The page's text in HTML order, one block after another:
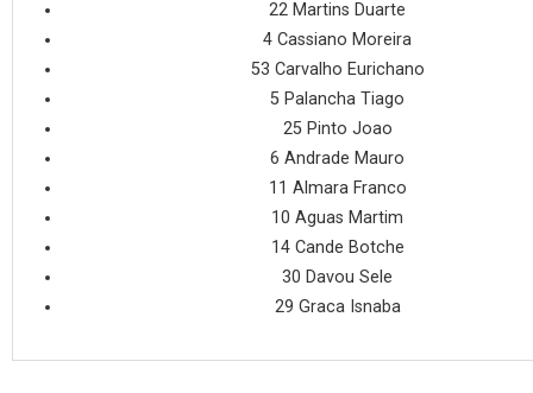
22 Martins Duarte
4 Cassiano Moreira
53 Carvalho Eurichano
5 Palancha Tiago
25 Pinto Joao
6 Andrade Mauro
11 Almara Franco
10 Aguas Martim
14 Cande Botche
30 Davou Sele
29 Graca Isnaba